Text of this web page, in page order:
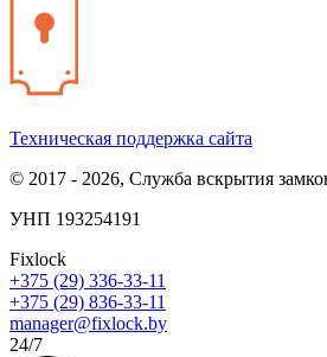
Техническая поддержка сайта
© 2017 - 2026, Служба вскрытия
УНП 193254191
Fixlock
+375 (29) 336-33-11
+375 (29) 836-33-11
manager@fixlock.by
24/7